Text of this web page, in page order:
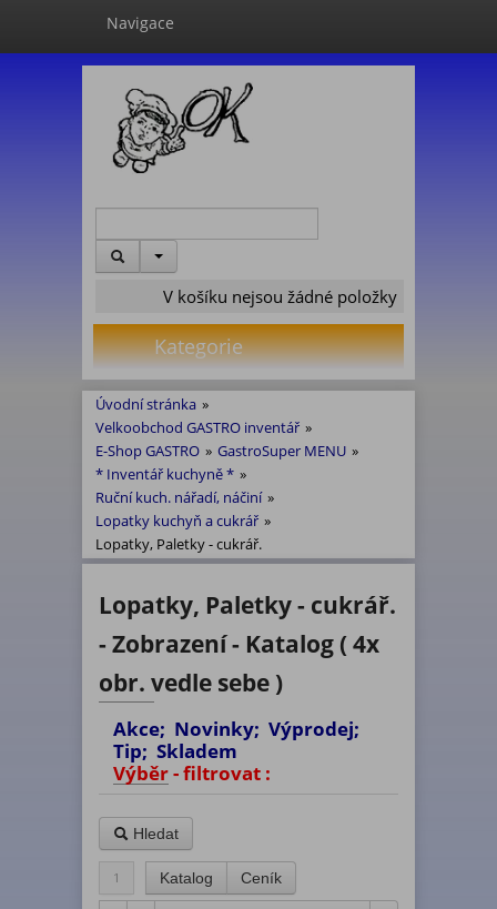
Navigace
V košíku nejsou žádné položky
Kategorie
Úvodní stránka »
Velkoobchod GASTRO inventář »
E-Shop GASTRO » GastroSuper MENU »
* Inventář kuchyně * »
Ruční kuch. nářadí, náčiní »
Lopatky kuchyň a cukrář »
Lopatky, Paletky - cukrář.
Lopatky, Paletky - cukrář.
- Zobrazení - Katalog ( 4x
obr. vedle sebe )
Akce; Novinky; Výprodej;
Tip; Skladem
Výběr - filtrovat :
Hledat
1 Katalog Ceník